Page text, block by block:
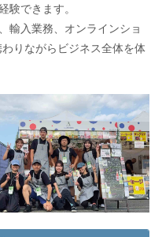
験できます。
輸入業務、オンラインショ
りながらビジネス全体を体